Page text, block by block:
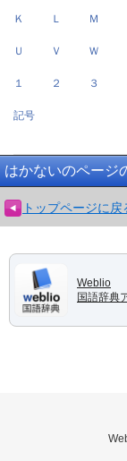
Ｋ Ｌ Ｍ
Ｕ Ｖ Ｗ
１ ２ ３
記号
はかないのページ
トップページに戻
Weblio
国語辞典